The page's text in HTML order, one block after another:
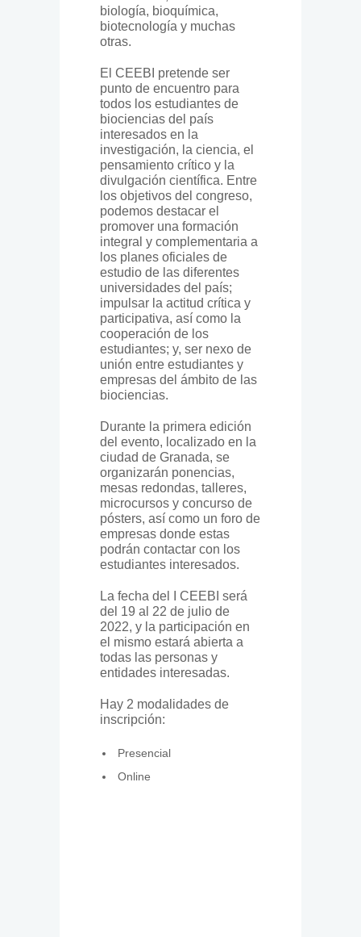
biología, bioquímica,
biotecnología y muchas
otras.
El CEEBI pretende ser
punto de encuentro para
todos los estudiantes de
biociencias del país
interesados en la
investigación, la ciencia, el
pensamiento crítico y la
divulgación científica. Entre
los objetivos del congreso,
podemos destacar el
promover una formación
integral y complementaria a
los planes oficiales de
estudio de las diferentes
universidades del país;
impulsar la actitud crítica y
participativa, así como la
cooperación de los
estudiantes; y, ser nexo de
unión entre estudiantes y
empresas del ámbito de las
biociencias.
Durante la primera edición
del evento, localizado en la
ciudad de Granada, se
organizarán ponencias,
mesas redondas, talleres,
microcursos y concurso de
pósters, así como un foro de
empresas donde estas
podrán contactar con los
estudiantes interesados.
La fecha del I CEEBI será
del 19 al 22 de julio de
2022, y la participación en
el mismo estará abierta a
todas las personas y
entidades interesadas.
Hay 2 modalidades de
inscripción:
Presencial
Online